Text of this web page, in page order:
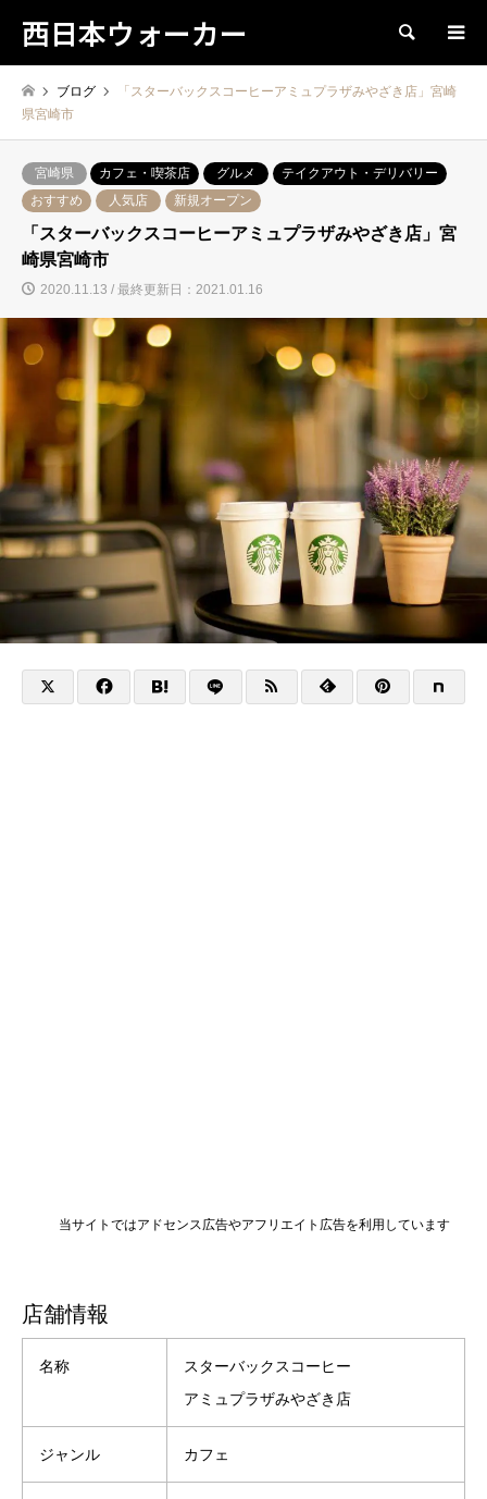
西日本ウォーカー 検索
ブログ
「スターバックスコーヒーアミュプラザみやざき店」宮崎
県宮崎市
宮崎県 カフェ・喫茶店 グルメ
テイクアウト・デリバリー
おすすめ
人気店 新規オープン
「スターバックスコーヒーアミュプラザみやざき店」宮
崎県宮崎市
2020.11.13 / 最終更新日：2021.01.16
当サイトではアドセンス広告やアフリエイト広告を利用しています
店舗情報
名称
スターバックスコーヒー
アミュプラザみやざき店
ジャンル カフェ